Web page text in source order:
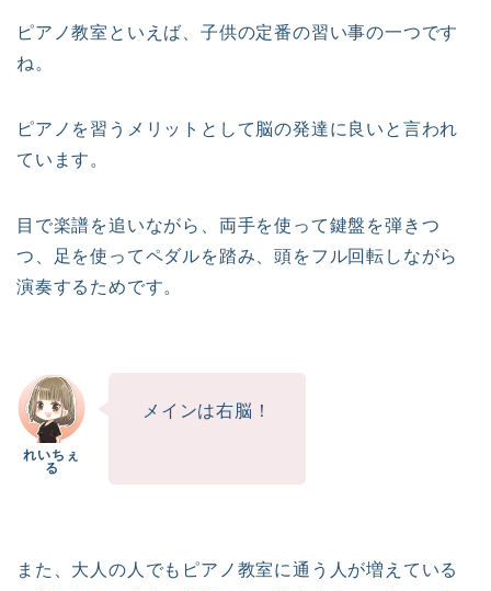
ピアノ教室といえば、子供の定番の習い事の一つです
ね。
ピアノを習うメリットとして脳の発達に良いと言われ
ています。
目で楽譜を追いながら、両手を使って鍵盤を弾きつ
つ、足を使ってペダルを踏み、頭をフル回転しながら
演奏するためです。
メインは右脳！
また、大人の人でもピアノ教室に通う人が増えている